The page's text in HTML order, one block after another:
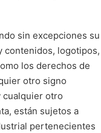
sin excepciones su
contenidos, logotipos,
los derechos de
otro signo
cualquier otro
están sujetos a
pertenecientes